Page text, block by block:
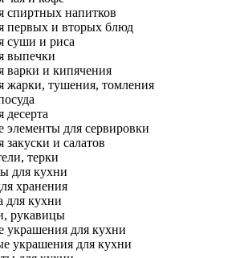
спиртных напитков
первых и вторых блюд
суши и риса
выпечки
варки и кипячения
жарки, тушения, томления
десерта
элементы для сервировки
закуски и салатов
терки
для кухни
хранения
для кухни
рукавицы
украшения для кухни
украшения для кухни